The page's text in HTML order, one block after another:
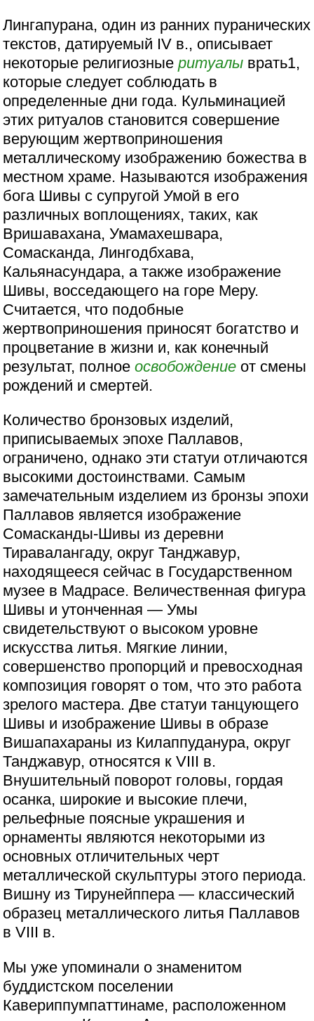
Лингапурана, один из ранних пуранических
текстов, датируемый IV в., описывает
некоторые религиозныеритуалы врать1,
которые следует соблюдать в
определенные дни года. Кульминацией
этих ритуалов становится совершение
верующим жертвоприношения
металлическому изображению божества в
местном храме. Называются изображения
бога Шивы с супругой Умой в его
различных воплощениях, таких, как
Вришавахана, Умамахешвара,
Сомасканда, Лингодбхава,
Кальянасундара, а также изображение
Шивы, восседающего на горе Меру.
Считается, что подобные
жертвоприношения приносят богатство и
процветание в жизни и, как конечный
результат, полноеосвобождение от смены
рождений и смертей.
Количество бронзовых изделий,
приписываемых эпохе Паллавов,
ограничено, однако эти статуи отличаются
высокими достоинствами. Самым
замечательным изделием из бронзы эпохи
Паллавов является изображение
Сомасканды-Шивы из деревни
Тиравалангаду, округ Танджавур,
находящееся сейчас в Государственном
музее в Мадрасе. Величественная фигура
Шивы и утонченная — Умы
свидетельствуют о высоком уровне
искусства литья. Мягкие линии,
совершенство пропорций и превосходная
композиция говорят о том, что это работа
зрелого мастера. Две статуи танцующего
Шивы и изображение Шивы в образе
Вишапахараны из Килаппуданура, округ
Танджавур, относятся к VIII в.
Внушительный поворот головы, гордая
осанка, широкие и высокие плечи,
рельефные поясные украшения и
орнаменты являются некоторыми из
основных отличительных черт
металлической скульптуры этого периода.
Вишну из Тирунейппера — классический
образец металлического литья Паллавов
в VIII в.
Мы уже упоминали о знаменитом
буддистском поселении
Кавериппумпаттинаме, расположенном